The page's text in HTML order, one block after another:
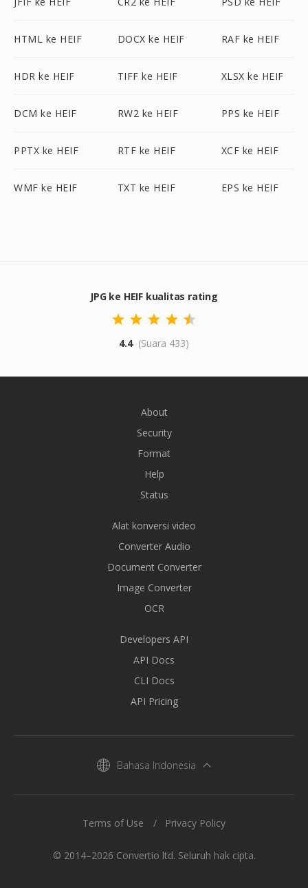
HTML ke HEIF DOCX ke HEIF RAF ke HEIF
HDR ke HEIF TIFF ke HEIF XLSX ke HEIF
DCM ke HEIF RW2 ke HEIF PPS ke HEIF
PPTX ke HEIF RTF ke HEIF XCF ke HEIF
WMF ke HEIF TXT ke HEIF EPS ke HEIF
JPG ke HEIF kualitas rating
4.4 (Suara 433)
About
Security
Format
Help
Status
Alat konversi video
Converter Audio
Document Converter
Image Converter
OCR
Developers API
API Docs
CLI Docs
API Pricing
Bahasa Indonesia
© 2014–2026 Convertio ltd. Seluruh hak cipta.
Terms of Use Privacy Policy